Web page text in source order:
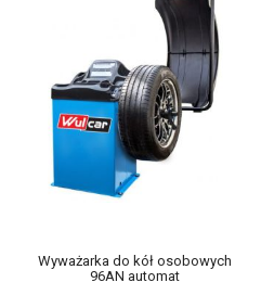
Wyważarka do kół osobowych
96AN automat